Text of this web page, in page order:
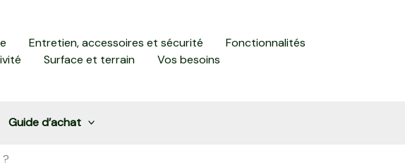
Entretien, accessoires et sécurité
Fonctionnalités
Surface et terrain Vos besoins
Guide d’achat